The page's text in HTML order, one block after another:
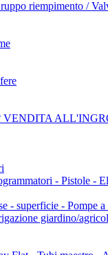
riempimento /
VENDITA
- Pistole -
- superficie - Pompe a
giardino/